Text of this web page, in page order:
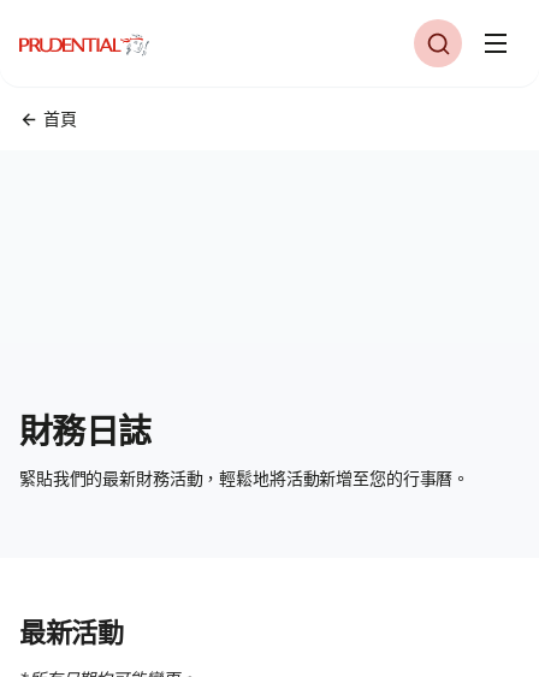
首頁
財務日誌
緊貼我們的最新財務活動，輕鬆地將活動新增至您的行事曆。
最新活動